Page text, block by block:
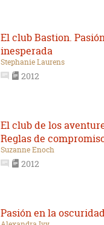
El club Bastion.
inesperada
Stephanie Laurens
2012
El club de los
Reglas de
Suzanne Enoch
2012
Pasión en la